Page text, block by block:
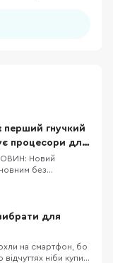
перший гнучкий
процесори для
процесор
Новий
без
8 та Pixel 8 Pro
в Twitter
для
на смартфон, бо
ніби купив